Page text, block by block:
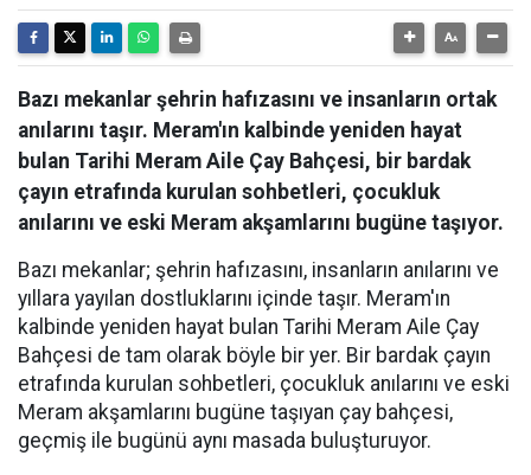
Bazı mekanlar şehrin hafızasını ve insanların ortak
anılarını taşır. Meram'ın kalbinde yeniden hayat
bulan Tarihi Meram Aile Çay Bahçesi, bir bardak
çayın etrafında kurulan sohbetleri, çocukluk
anılarını ve eski Meram akşamlarını bugüne taşıyor.
Bazı mekanlar; şehrin hafızasını, insanların anılarını ve
yıllara yayılan dostluklarını içinde taşır. Meram'ın
kalbinde yeniden hayat bulan Tarihi Meram Aile Çay
Bahçesi de tam olarak böyle bir yer. Bir bardak çayın
etrafında kurulan sohbetleri, çocukluk anılarını ve eski
Meram akşamlarını bugüne taşıyan çay bahçesi,
geçmiş ile bugünü aynı masada buluşturuyor.